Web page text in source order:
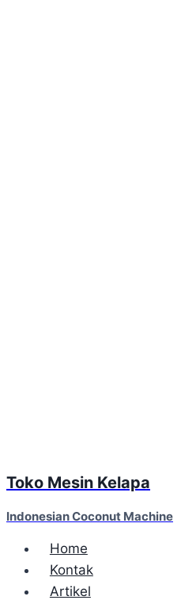
Toko Mesin Kelapa
Indonesian Coconut Machine
Home
Kontak
Artikel